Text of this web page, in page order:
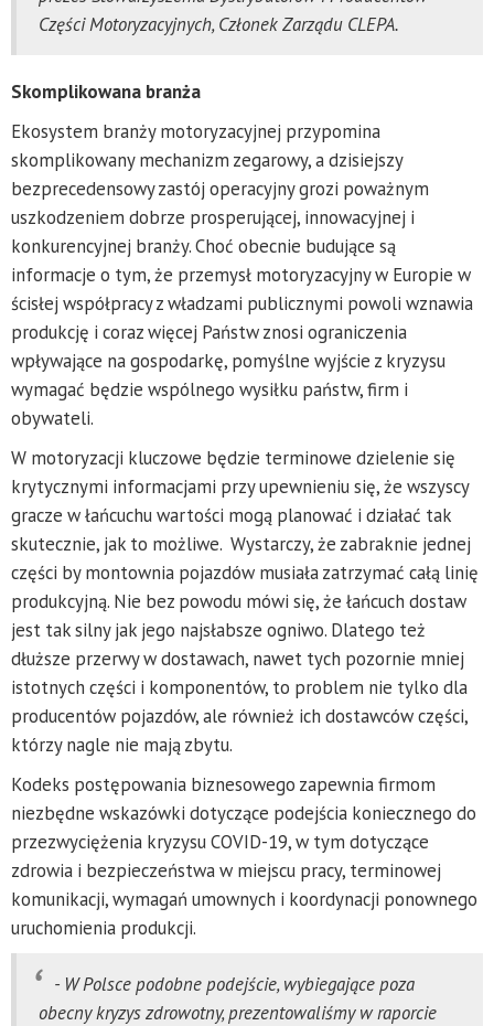
Części Motoryzacyjnych, Członek Zarządu CLEPA.
Skomplikowana branża
Ekosystem branży motoryzacyjnej przypomina
skomplikowany mechanizm zegarowy, a dzisiejszy
bezprecedensowy zastój operacyjny grozi poważnym
uszkodzeniem dobrze prosperującej, innowacyjnej i
konkurencyjnej branży. Choć obecnie budujące są
informacje o tym, że przemysł motoryzacyjny w Europie w
ścisłej współpracy z władzami publicznymi powoli wznawia
produkcję i coraz więcej Państw znosi ograniczenia
wpływające na gospodarkę, pomyślne wyjście z kryzysu
wymagać będzie wspólnego wysiłku państw, firm i
obywateli.
W motoryzacji kluczowe będzie terminowe dzielenie się
krytycznymi informacjami przy upewnieniu się, że wszyscy
gracze w łańcuchu wartości mogą planować i działać tak
skutecznie, jak to możliwe. Wystarczy, że zabraknie jednej
części by montownia pojazdów musiała zatrzymać całą linię
produkcyjną. Nie bez powodu mówi się, że łańcuch dostaw
jest tak silny jak jego najsłabsze ogniwo. Dlatego też
dłuższe przerwy w dostawach, nawet tych pozornie mniej
istotnych części i komponentów, to problem nie tylko dla
producentów pojazdów, ale również ich dostawców części,
którzy nagle nie mają zbytu.
Kodeks postępowania biznesowego zapewnia firmom
niezbędne wskazówki dotyczące podejścia koniecznego do
przezwyciężenia kryzysu COVID-19, w tym dotyczące
zdrowia i bezpieczeństwa w miejscu pracy, terminowej
komunikacji, wymagań umownych i koordynacji ponownego
uruchomienia produkcji.
- W Polsce podobne podejście, wybiegające poza
obecny kryzys zdrowotny, prezentowaliśmy w raporcie